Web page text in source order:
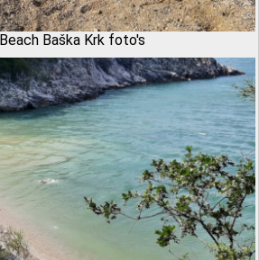
Baška Krk foto's